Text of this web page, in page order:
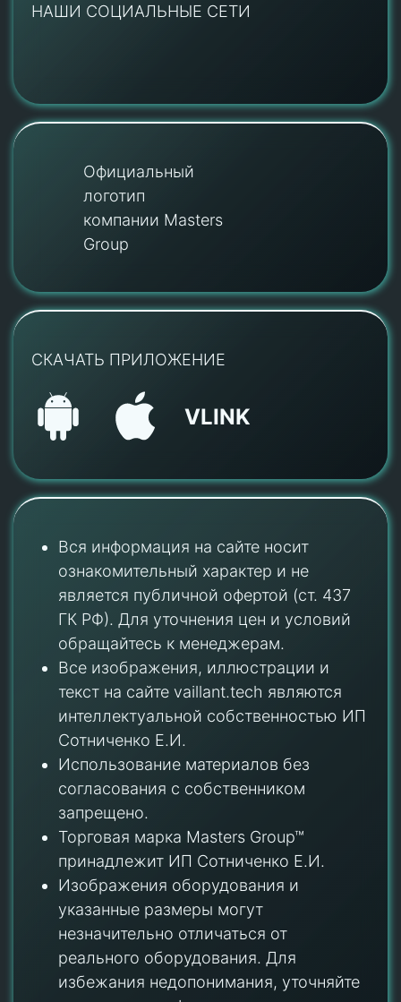
НАШИ СОЦИАЛЬНЫЕ СЕТИ
Официальный
логотип
компании Masters
Group
СКАЧАТЬ ПРИЛОЖЕНИЕ
VLINK
Вся информация на сайте носит
ознакомительный характер и не
является публичной офертой (ст. 437
ГК РФ). Для уточнения цен и условий
обращайтесь к менеджерам.
Все изображения, иллюстрации и
текст на сайте vaillant.tech являются
интеллектуальной собственностью ИП
Сотниченко Е.И.
Использование материалов без
согласования с собственником
запрещено.
Торговая марка Masters Group™
принадлежит ИП Сотниченко Е.И.
Изображения оборудования и
указанные размеры могут
незначительно отличаться от
реального оборудования. Для
избежания недопонимания, уточняйте